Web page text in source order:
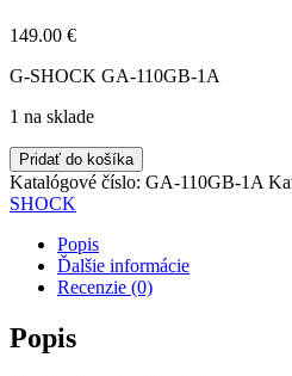
149.00 €
G-SHOCK GA-110GB-1A
1 na sklade
Pridať do košíka
Katalógové číslo: GA-110GB-1A
SHOCK
Popis
Ďalšie informácie
Recenzie (0)
Popis